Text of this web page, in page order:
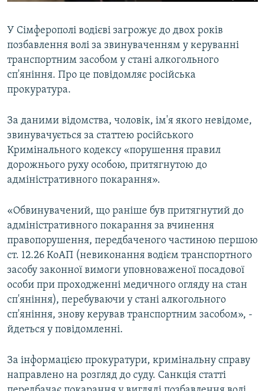
Усі сайти RFE/RL
У Сімферополі водієві загрожує до двох років
позбавлення волі за звинуваченням у керуванні
транспортним засобом у стані алкогольного
сп'яніння. Про це повідомляє російська
прокуратура.
За даними відомства, чоловік, ім'я якого невідоме,
звинувачується за статтею російського
Кримінального кодексу «порушення правил
дорожнього руху особою, притягнутою до
адміністративного покарання».
«Обвинувачений, що раніше був притягнутий до
адміністративного покарання за вчинення
правопорушення, передбаченого частиною першою
ст. 12.26 КоАП (невиконання водієм транспортного
засобу законної вимоги уповноваженої посадової
особи при проходженні медичного огляду на стан
сп'яніння), перебуваючи у стані алкогольного
сп'яніння, знову керував транспортним засобом», -
йдеться у повідомленні.
За інформацією прокуратури, кримінальну справу
направлено на розгляд до суду. Санкція статті